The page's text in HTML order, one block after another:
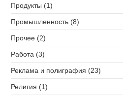
Продукты (1)
Промышленность (8)
Прочее (2)
Работа (3)
Реклама и полиграфия (23)
Религия (1)